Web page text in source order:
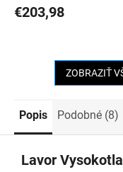
produktu
je
€203,98
ZOBRAZIŤ
Popis Podobné (8)
Lavor